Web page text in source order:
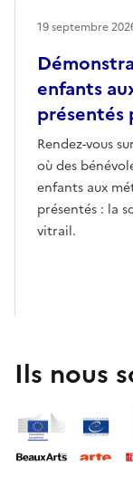
enfants
présentés
Rendez-vous
où des
enfants aux
présentés : la
vitrail.
19 septembre
Ils nous